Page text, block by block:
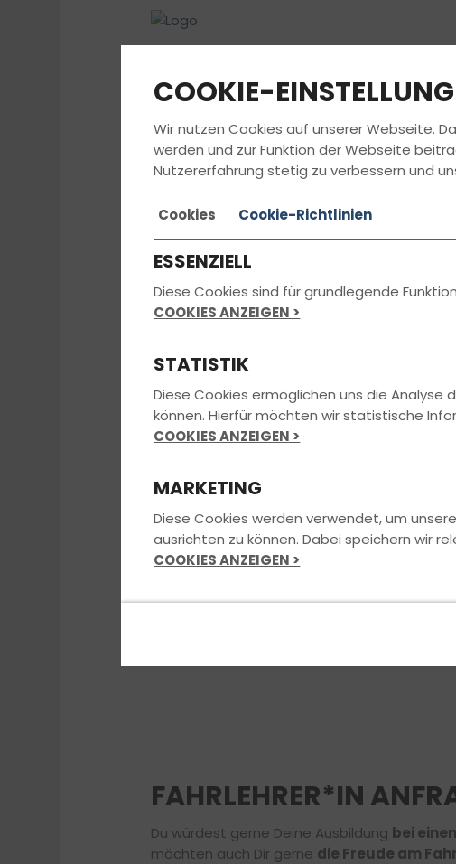
FAHRLEHRER*IN
Du würdest gerne Deine Ausbildung bei
möchten auch Dir gerne die Freude am
COOKIE-
Wir nutzen Cookies auf unserer Webseite.
werden und zur Funktion der Webseite
Nutzererfahrung stetig zu verbessern und
Cookies Cookie-Richtlinien
ESSENZIELL
Diese Cookies sind für grundlegende
COOKIES ANZEIGEN >
STATISTIK
Diese Cookies ermöglichen uns die
können. Hierfür möchten wir statistische
COOKIES ANZEIGEN >
MARKETING
Diese Cookies werden verwendet, um
ausrichten zu können. Dabei speichern wir
COOKIES ANZEIGEN >